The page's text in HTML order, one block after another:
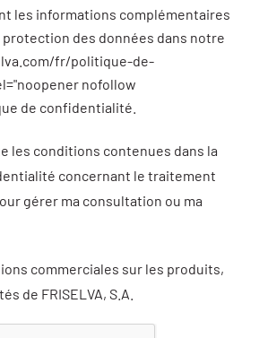
les informations complémentaires
des données dans notre
fr/politique-de-
nofollow
de confidentialité.
les conditions contenues dans la
concernant le traitement
gérer ma consultation ou ma
commerciales sur les produits,
de FRISELVA, S.A.